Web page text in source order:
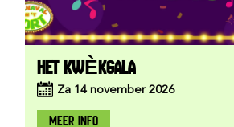
HET KWÈKGALA
Za 14 november 2026
MEER INFO